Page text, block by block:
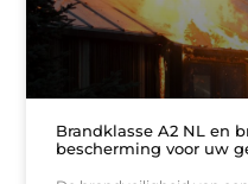
Brandklasse A2 NL en
bescherming voor uw